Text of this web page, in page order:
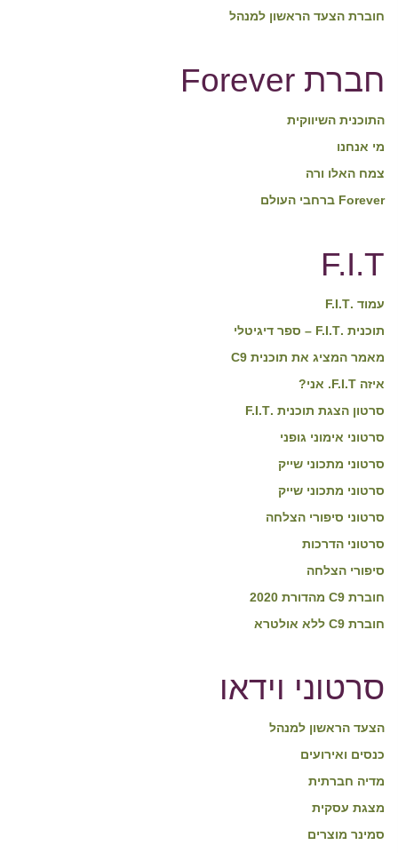
חוברת הצעד הראשון למנהל
חברת Forever
התוכנית השיווקית
מי אנחנו
צמח האלו ורה
Forever ברחבי העולם
F.I.T
עמוד .F.I.T
תוכנית .F.I.T – ספר דיגיטלי
מאמר המציג את תוכנית C9
איזה F.I.T. אני?
סרטון הצגת תוכנית .F.I.T
סרטוני אימוני גופני
סרטוני מתכוני שייק
סרטוני מתכוני שייק
סרטוני סיפורי הצלחה
סרטוני הדרכות
סיפורי הצלחה
חוברת C9 מהדורת 2020
חוברת C9 ללא אולטרא
סרטוני וידאו
הצעד הראשון למנהל
כנסים ואירועים
מדיה חברתית
מצגת עסקית
סמינר מוצרים